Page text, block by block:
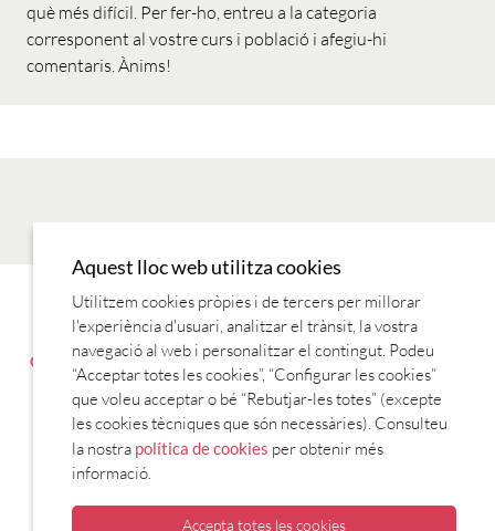
què més difícil. Per fer-ho, entreu a la categoria
corresponent al vostre curs i població i afegiu-hi
comentaris. Ànims!
LECTURESMÚSICAREVISTESSÈRIES TV TEORIA
COM PARLEM DE FETS PASSATSCONTRAST DE PASSATS
GUSTOS I PREFERÈNCIESCOM ENS PRESENTEM ELS DIES DE
LA SETMANA
TV I RÀDIO
Aquest lloc web utilitza cookies
Utilitzem cookies pròpies i de tercers per millorar
l'experiència d'usuari, analitzar el trànsit, la vostra
navegació al web i personalitzar el contingut. Podeu
“Acceptar totes les cookies”, “Configurar les cookies”
que voleu acceptar o bé “Rebutjar-les totes” (excepte
les cookies tècniques que són necessàries). Consulteu
la nostra política de cookies per obtenir més
informació.
Accepta totes les cookies